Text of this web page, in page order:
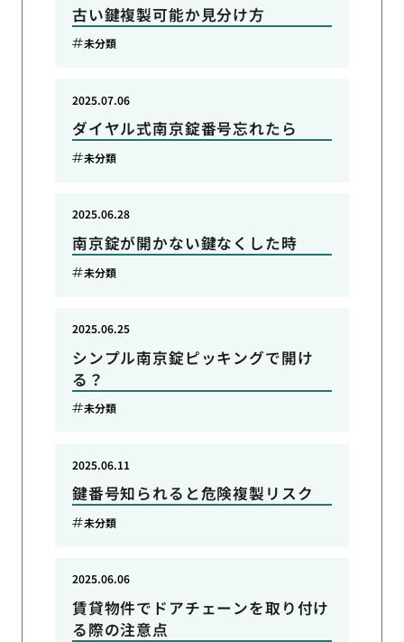
古い鍵複製可能か見分け方
未分類
ダイヤル式南京錠番号忘れたら
2025.07.06
未分類
南京錠が開かない鍵なくした時
2025.06.28
未分類
シンプル南京錠ピッキングで開け
る？
2025.06.25
未分類
鍵番号知られると危険複製リスク
2025.06.11
未分類
賃貸物件でドアチェーンを取り付け
る際の注意点
2025.06.06